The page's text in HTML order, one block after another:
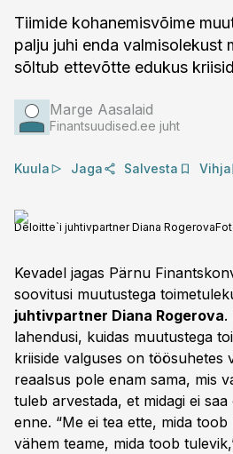
Tiimide kohanemisvõime
palju juhi enda valmisolekust
sõltub ettevõtte edukus
Marge Aasalaid
Finantsuudised.ee juht
Kuula Jaga Salvesta Vihja
Deloitte`i juhtivpartner Diana Rogerova
Kevadel jagas Pärnu
soovitusi muutustega
juhtivpartner Diana Rogerova.
lahendusi, kuidas muutustega
kriiside valguses on töösuhetes
reaalsus pole enam sama, mis
tuleb arvestada, et midagi ei
enne. “Me ei tea ette, mida
vähem teame, mida toob